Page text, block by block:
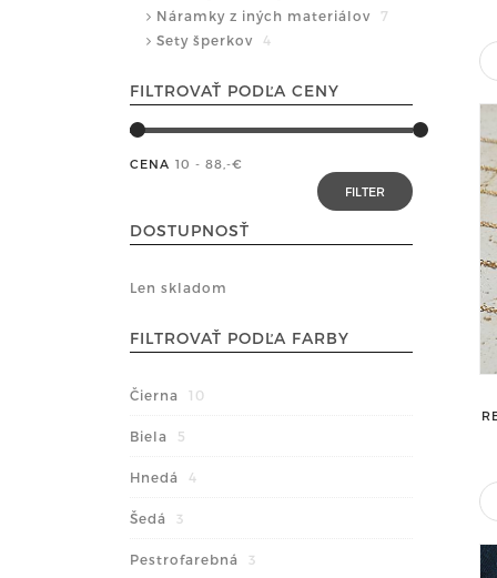
Náramky z iných materiálov
7
Sety šperkov
4
FILTROVAŤ PODĽA CENY
CENA 10 - 88 ,-€
DOSTUPNOSŤ
Len skladom
FILTROVAŤ PODĽA FARBY
Čierna 10
Biela 5
Hnedá 4
Šedá 3
Pestrofarebná 3